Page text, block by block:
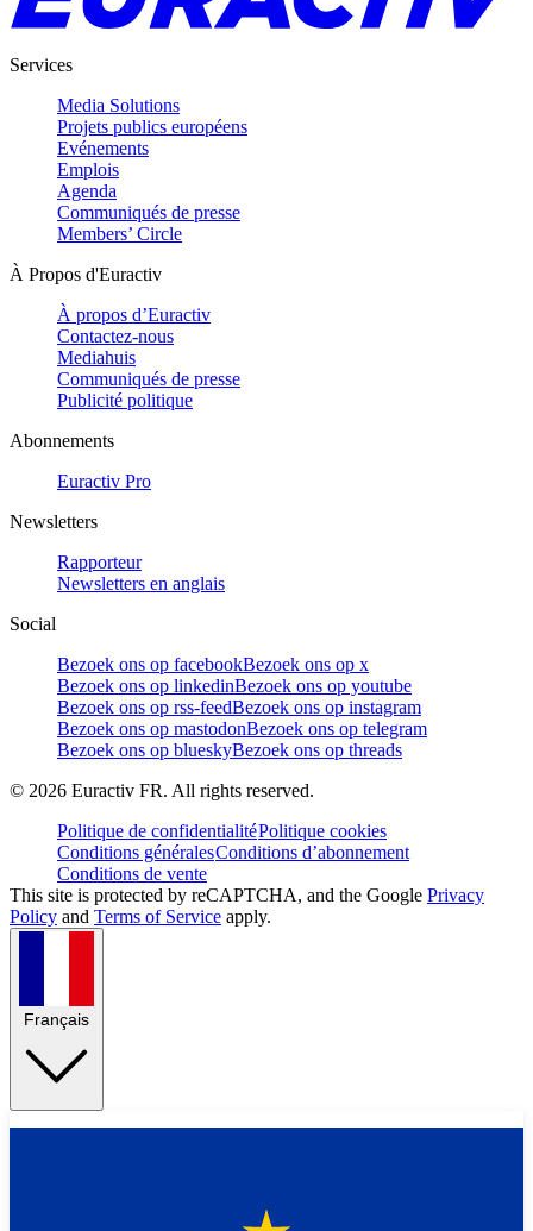
Services
Media Solutions
Projets publics européens
Evénements
Emplois
Agenda
Communiqués de presse
Members’ Circle
À Propos d'Euractiv
À propos d’Euractiv
Contactez-nous
Mediahuis
Communiqués de presse
Publicité politique
Abonnements
Euractiv Pro
Newsletters
Rapporteur
Newsletters en anglais
Social
Bezoek ons op facebookBezoek ons op x
Bezoek ons op linkedinBezoek ons op youtube
Bezoek ons op rss-feedBezoek ons op instagram
Bezoek ons op mastodonBezoek ons op telegram
Bezoek ons op blueskyBezoek ons op threads
© 2026 Euractiv FR. All rights reserved.
Politique de confidentialitéPolitique cookies
Conditions généralesConditions d’abonnement
Conditions de vente
This site is protected by reCAPTCHA, and the Google Privacy
Policy and Terms of Service apply.
Français